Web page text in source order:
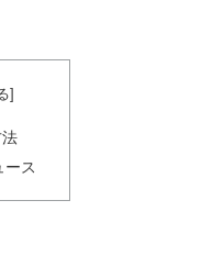
ース